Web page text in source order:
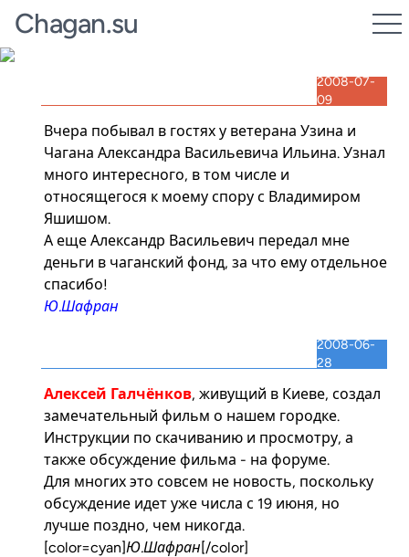
Chagan.su
2008-07-
09
Вчера побывал в гостях у ветерана Узина и
Чагана Александра Васильевича Ильина. Узнал
много интересного, в том числе и
относящегося к моему спору с Владимиром
Яшишом.
А еще Александр Васильевич передал мне
деньги в чаганский фонд, за что ему отдельное
спасибо!
Ю.Шафран
2008-06-
28
Алексей Галчёнков, живущий в Киеве, создал
замечательный фильм о нашем городке.
Инструкции по скачиванию и просмотру, а
также обсуждение фильма - на форуме.
Для многих это совсем не новость, поскольку
обсуждение идет уже числа с 19 июня, но
лучше поздно, чем никогда.
[color=cyan]Ю.Шафран[/color]